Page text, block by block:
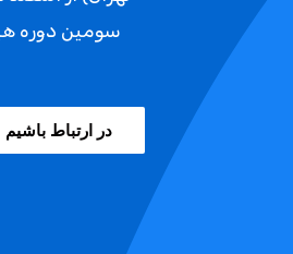
در ارتباط باشیم